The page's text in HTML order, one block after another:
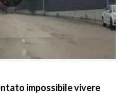
impossibile vivere